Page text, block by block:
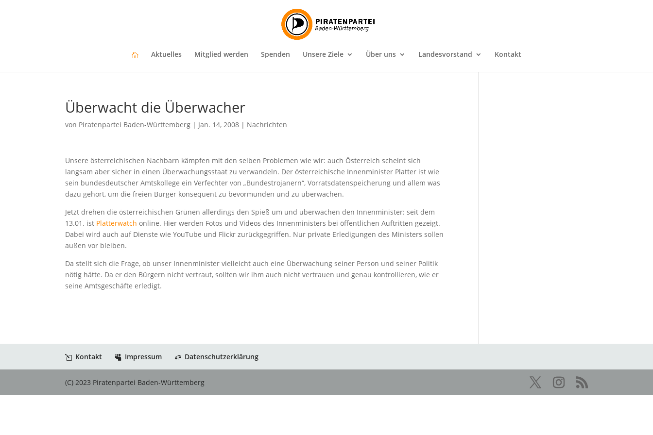
Aktuelles Mitglied werden Spenden Unsere Ziele Über uns Landesvorstand Kontakt
Überwacht die Überwacher
von Piratenpartei Baden-Württemberg | Jan. 14, 2008 | Nachrichten
Unsere österreichischen Nachbarn kämpfen mit den selben Problemen wie wir: auch Österreich scheint sich
langsam aber sicher in einen Überwachungsstaat zu verwandeln. Der österreichische Innenminister Platter ist wie
sein bundesdeutscher Amtskollege ein Verfechter von „Bundestrojanern“, Vorratsdatenspeicherung und allem was
dazu gehört, um die freien Bürger konsequent zu bevormunden und zu überwachen.
Jetzt drehen die österreichischen Grünen allerdings den Spieß um und überwachen den Innenminister: seit dem
13.01. ist Platterwatch online. Hier werden Fotos und Videos des Innenministers bei öffentlichen Auftritten gezeigt.
Dabei wird auch auf Dienste wie YouTube und Flickr zurückgegriffen. Nur private Erledigungen des Ministers sollen
außen vor bleiben.
Da stellt sich die Frage, ob unser Innenminister vielleicht auch eine Überwachung seiner Person und seiner Politik
nötig hätte. Da er den Bürgern nicht vertraut, sollten wir ihm auch nicht vertrauen und genau kontrollieren, wie er
seine Amtsgeschäfte erledigt.
Kontakt Impressum Datenschutzerklärung
(C) 2023 Piratenpartei Baden-Württemberg